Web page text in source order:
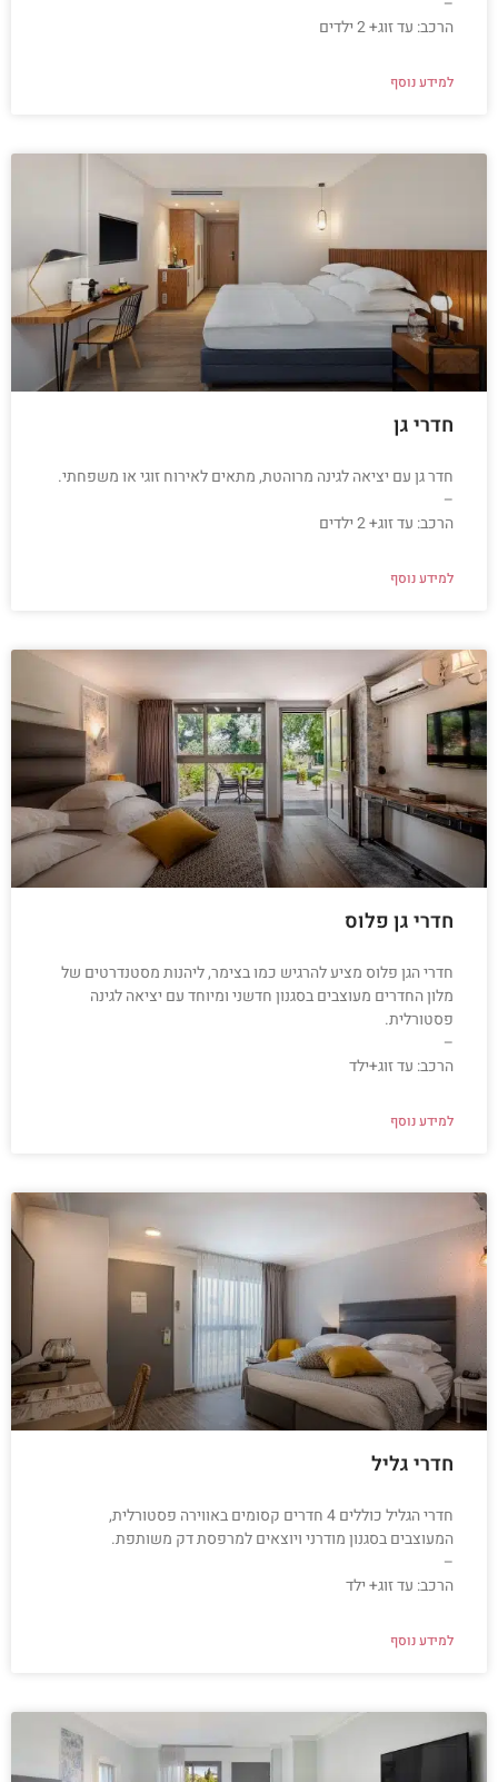
הרכב: עד זוג+ 2 ילדים
למידע נוסף
חדרי גן
חדר גן עם יציאה לגינה מרוהטת, מתאים לאירוח זוגי או משפחתי.
–
הרכב: עד זוג+ 2 ילדים
למידע נוסף
חדרי גן פלוס
חדרי הגן פלוס מציע להרגיש כמו בצימר, ליהנות מסטנדרטים של
מלון החדרים מעוצבים בסגנון חדשני ומיוחד עם יציאה לגינה
פסטורלית.
–
הרכב: עד זוג+ילד
למידע נוסף
חדרי גליל
חדרי הגליל כוללים 4 חדרים קסומים באווירה פסטורלית,
המעוצבים בסגנון מודרני ויוצאים למרפסת דק משותפת.
–
הרכב: עד זוג+ ילד
למידע נוסף